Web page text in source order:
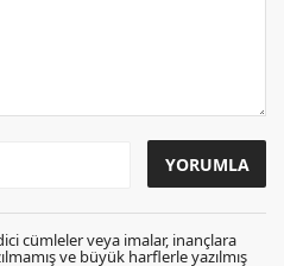
cümleler veya imalar, inançlara
ve büyük harflerle yazılmış